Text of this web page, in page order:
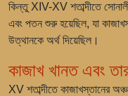
কিন্তু XIV-XV শতাব্দীতে সোনালী
এবং পতন শুরু হয়েছিল, যা
উত্থানকে অর্থ দিয়েছিল।
কাজাখ খানত এবং তার
XV শতাব্দীতে কাজাখস্তানের